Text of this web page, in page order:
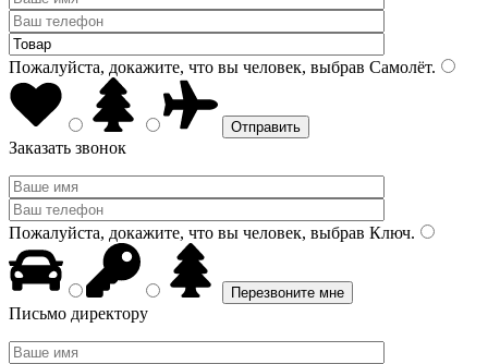
Пожалуйста, докажите, что вы человек, выбрав Самолёт.
Заказать звонок
Пожалуйста, докажите, что вы человек, выбрав Ключ.
Письмо директору